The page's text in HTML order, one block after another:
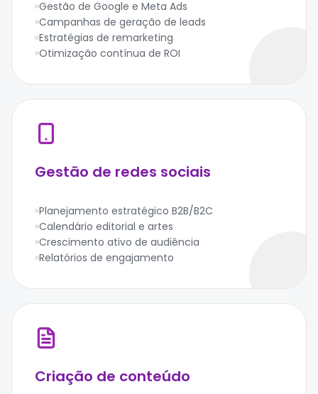
Gestão de Google e Meta Ads
Campanhas de geração de leads
Estratégias de remarketing
Otimização contínua de ROI
Gestão de redes sociais
Planejamento estratégico B2B/B2C
Calendário editorial e artes
Crescimento ativo de audiência
Relatórios de engajamento
Criação de conteúdo